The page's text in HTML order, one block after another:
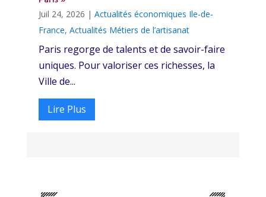
Juil 24, 2026 | Actualités économiques Ile-de-
France, Actualités Métiers de l’artisanat
Paris regorge de talents et de savoir-faire
uniques. Pour valoriser ces richesses, la
Ville de...
Lire Plus